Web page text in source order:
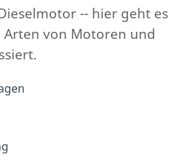
-- hier geht es
Arten von Motoren und